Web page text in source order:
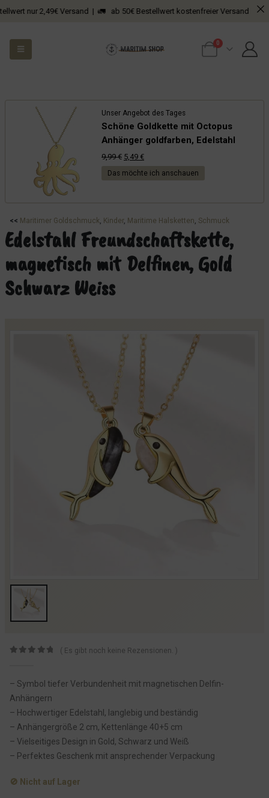
2,49€ Versand | 🚛 ab 50€ Bestellwert kostenfreier Versand
0
Unser Angebot des Tages
Schöne Goldkette mit Octopus
Anhänger goldfarben, Edelstahl
9,99€ Ursprünglicher
Preis
5,49 €Aktueller
Preis
Das möchte ich anschauen
<< Maritimer Goldschmuck, Kinder, Maritime Halsketten, Schmuck
Edelstahl Freundschaftskette,
magnetisch mit Delfinen, Gold
Schwarz Weiss
( Es gibt noch keine Rezensionen. )
– Symbol tiefer Verbundenheit mit magnetischen Delfin-
Anhängern
– Hochwertiger Edelstahl, langlebig und beständig
– Anhängergröße 2 cm, Kettenlänge 40+5 cm
– Vielseitiges Design in Gold, Schwarz und Weiß
– Perfektes Geschenk mit ansprechender Verpackung
🚫 Nicht auf Lager